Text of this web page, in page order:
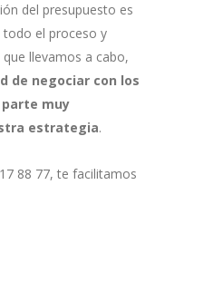
del presupuesto es
el proceso y
llevamos a cabo,
de negociar con los
muy
estrategia.
88 77, te facilitamos